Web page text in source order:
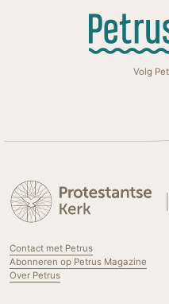
Volg
Contact met Petrus
Abonneren op Petrus Magazine
Over Petrus